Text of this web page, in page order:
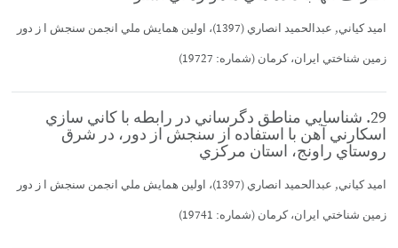
اميد كياني, عبدالحميد انصاري (1397)، اولين همايش ملي انجمن سنجش ا ز دور
زمين شناختي ايران، كرمان (شماره: 19727)
29. شناسايي مناطق دگرساني در رابطه با كاني سازي
اسكارني آهن با استفاده از سنجش از دور، در شرق
روستاي راونج، استان مركزي
اميد كياني, عبدالحميد انصاري (1397)، اولين همايش ملي انجمن سنجش ا ز دور
زمين شناختي ايران، كرمان (شماره: 19741)